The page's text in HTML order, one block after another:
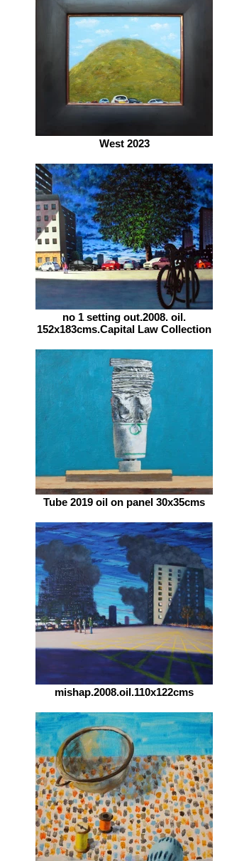
West 2023
no 1 setting out.2008. oil.
152x183cms.Capital Law Collection
Tube 2019 oil on panel 30x35cms
mishap.2008.oil.110x122cms